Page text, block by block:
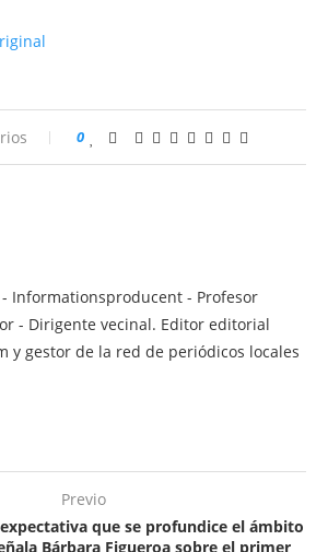
0
Informationsproducent - Profesor
- Dirigente vecinal. Editor editorial
y gestor de la red de periódicos locales
Previo
que se profundice el ámbito
Bárbara Figueroa sobre el primer